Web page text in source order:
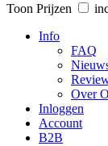
Toon Prijzen
Info
FAQ
Over
Inloggen
Account
B2B